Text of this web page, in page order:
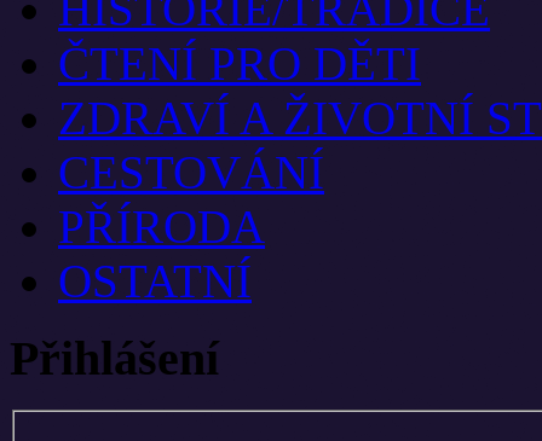
ČTENÍ PRO DĚTI
ZDRAVÍ A ŽIVOTNÍ
CESTOVÁNÍ
PŘÍRODA
OSTATNÍ
Přihlášení